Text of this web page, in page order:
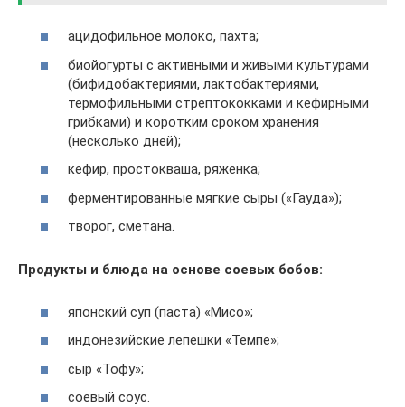
ацидофильное молоко, пахта;
биойогурты с активными и живыми культурами
(бифидобактериями, лактобактериями,
термофильными стрептококками и кефирными
грибками) и коротким сроком хранения
(несколько дней);
кефир, простокваша, ряженка;
ферментированные мягкие сыры («Гауда»);
творог, сметана.
Продукты и блюда на основе соевых бобов:
японский суп (паста) «Мисо»;
индонезийские лепешки «Темпе»;
сыр «Тофу»;
соевый соус.